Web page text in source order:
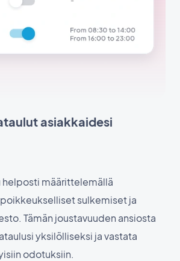
asiakkaidesi
helposti määrittelemällä
sulkemiset ja
Tämän joustavuuden ansiosta
yksilölliseksi ja vastata
odotuksiin.